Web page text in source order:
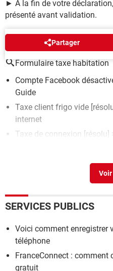
► À la fin de votre
présenté avant validation.
Partager
AUTOUR DU MÊME
Formulaire taxe habitation
Compte Facebook
Guide
Taxe client frigo vide
internet
Taxe de connexion [résolu] >
Formate de taxe loyer>
SERVICES PUBLICS
Voici comment enregistrer
téléphone
FranceConnect :
gratuit